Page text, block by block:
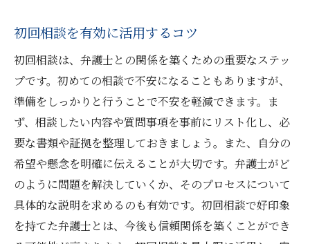
緊急時の対応力を評価する
チェックポイント
法律事務所の所在地と利便性
専門分野と対応可能な案件
弁護士の資格と信頼性の確認
初回相談時の対応と印象
料金体系と支払い条件の確認
相談後のフォローアップ体制
初回相談を有効に活用するコツ
初回相談は、弁護士との関係を築くための重要なステッ
プです。初めての相談で不安になることもありますが、
準備をしっかりと行うことで不安を軽減できます。ま
ず、相談したい内容や質問事項を事前にリスト化し、必
要な書類や証拠を整理しておきましょう。また、自分の
希望や懸念を明確に伝えることが大切です。弁護士がど
のように問題を解決していくか、そのプロセスについて
具体的な説明を求めるのも有効です。初回相談で好印象
を持てた弁護士とは、今後も信頼関係を築くことができ